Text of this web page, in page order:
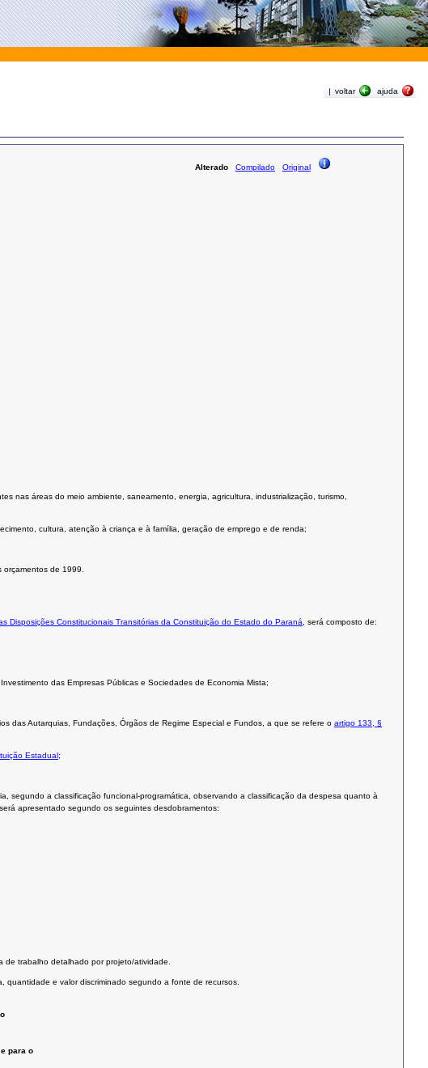
| voltar ajuda
Alterado Compilado Original
nas áreas do meio ambiente, saneamento, energia, agricultura, industrialização, turismo,
cultura, atenção à criança e à família, geração de emprego e de renda;
de 1999.
Disposições Constitucionais Transitórias da Constituição do Estado do Paraná , será composto de:
das Empresas Públicas e Sociedades de Economia Mista;
das Autarquias, Fundações, Órgãos de Regime Especial e Fundos, a que se refere o artigo 133, §
Estadual;
segundo a classificação funcional-programática, observando a classificação da despesa quanto à
apresentado segundo os seguintes desdobramentos:
trabalho detalhado por projeto/atividade.
e valor discriminado segundo a fonte de recursos.
para o